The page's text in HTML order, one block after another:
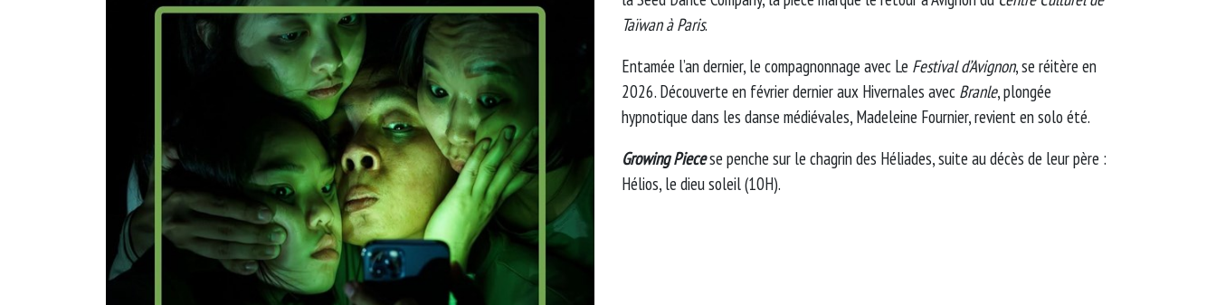
Taïwan à Paris.
Entamée l’an dernier, le compagnonnage avec Le Festival d’Avignon, se réitère en
2026. Découverte en février dernier aux Hivernales avec Branle, plongée
hypnotique dans les danse médiévales, Madeleine Fournier, revient en solo été.
Growing Piecese penche sur le chagrin des Héliades, suite au décès de leur père :
Hélios, le dieu soleil (10H).